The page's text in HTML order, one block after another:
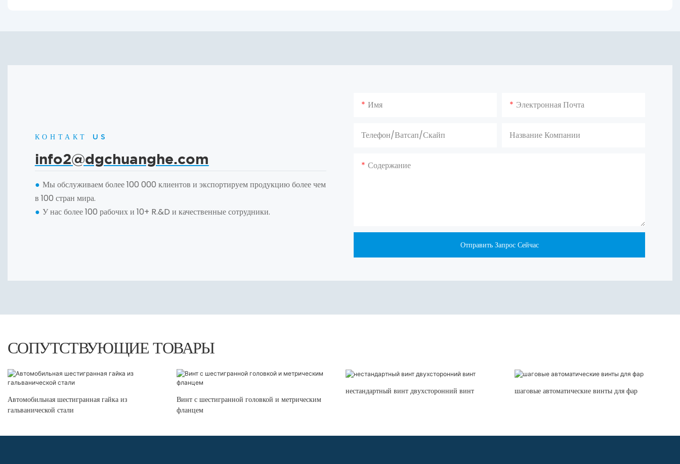
КОНТАКТ US
info2@dgchuanghe.com
● Мы обслуживаем более 100 000 клиентов и экспортируем продукцию более чем
в 100 стран мира.
● У нас более 100 рабочих и 10+ R.&D и качественные сотрудники.
Имя Электронная Почта
Телефон/ватсап/скайп Название Компании
Содержание
Отправить Запрос Сейчас
СОПУТСТВУЮЩИЕ ТОВАРЫ
Автомобильная шестигранная гайка из
гальванической стали
Винт с шестигранной головкой и метрическим
фланцем
нестандартный винт двухсторонний винт шаговые автоматические винты для фар